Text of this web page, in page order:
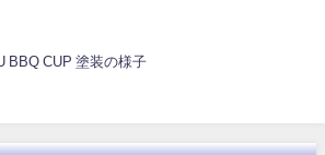
BBQ CUP 塗装の様子